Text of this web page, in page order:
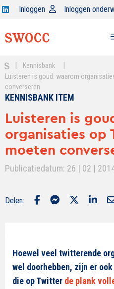
Open
op
Inloggen Inloggen
Kennisbank
Luisteren is goud: waarom
converseren
KENNISBANK ITEM
Luisteren is
organisaties op
moeten
Publicatiedatum: 26 | 02 |
Delen:
Hoewel veel twitterende
wel doorhebben, zijn er
die op Twitter de plank